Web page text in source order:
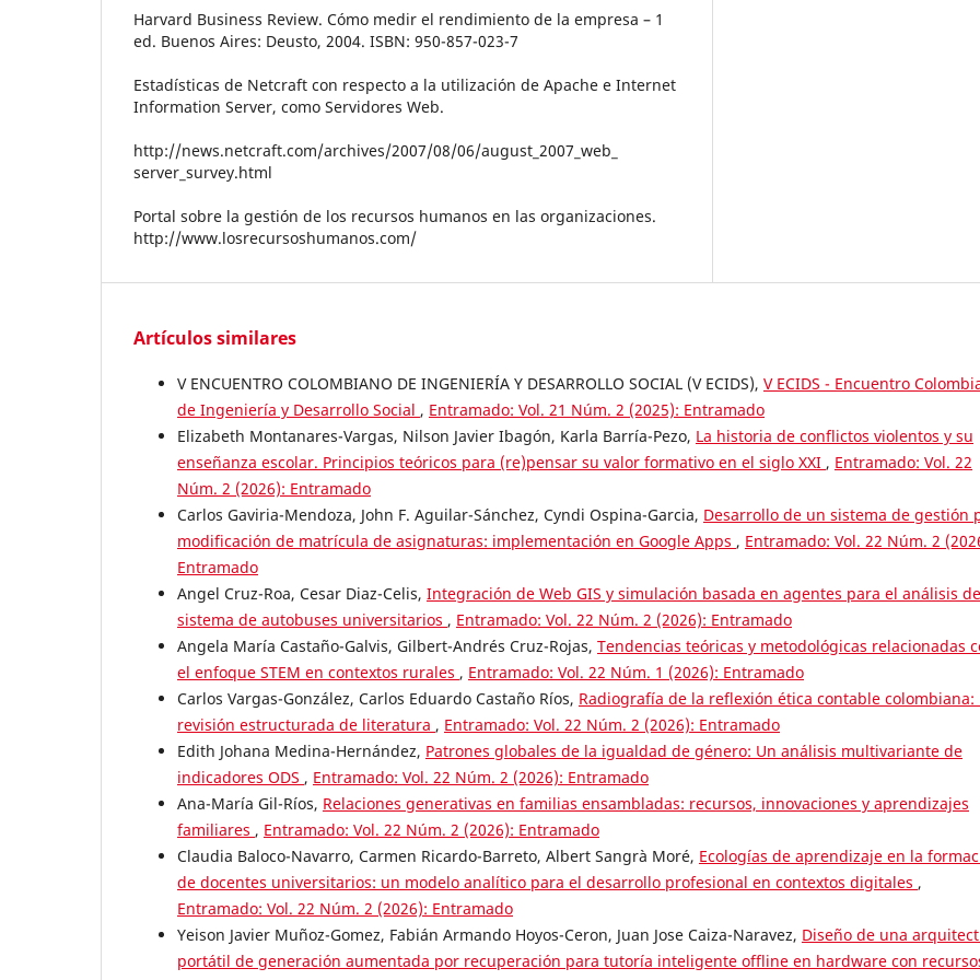
Harvard Business Review. Cómo medir el rendimiento de la empresa – 1
ed. Buenos Aires: Deusto, 2004. ISBN: 950-857-023-7
Estadísticas de Netcraft con respecto a la utilización de Apache e Internet
Information Server, como Servidores Web.
http://news.netcraft.com/archives/2007/08/06/august_2007_web_
server_survey.html
Portal sobre la gestión de los recursos humanos en las organizaciones.
http://www.losrecursoshumanos.com/
Artículos similares
V ENCUENTRO COLOMBIANO DE INGENIERÍA Y DESARROLLO SOCIAL (V ECIDS), V ECIDS - Encuentro
de Ingeniería y Desarrollo Social , Entramado: Vol. 21 Núm. 2 (2025): Entramado
Elizabeth Montanares-Vargas, Nilson Javier Ibagón, Karla Barría-Pezo, La historia de conflictos violentos y su
enseñanza escolar. Principios teóricos para (re)pensar su valor formativo en el siglo XXI , Entramado: Vol. 22
Núm. 2 (2026): Entramado
Carlos Gaviria-Mendoza, John F. Aguilar-Sánchez, Cyndi Ospina-Garcia, Desarrollo de un sistema de gestión
modificación de matrícula de asignaturas: implementación en Google Apps , Entramado: Vol. 22 Núm. 2
Entramado
Angel Cruz-Roa, Cesar Diaz-Celis, Integración de Web GIS y simulación basada en agentes para el análisis
sistema de autobuses universitarios , Entramado: Vol. 22 Núm. 2 (2026): Entramado
Angela María Castaño-Galvis, Gilbert-Andrés Cruz-Rojas, Tendencias teóricas y metodológicas relacionadas
el enfoque STEM en contextos rurales , Entramado: Vol. 22 Núm. 1 (2026): Entramado
Carlos Vargas-González, Carlos Eduardo Castaño Ríos, Radiografía de la reflexión ética contable colombiana:
revisión estructurada de literatura , Entramado: Vol. 22 Núm. 2 (2026): Entramado
Edith Johana Medina-Hernández, Patrones globales de la igualdad de género: Un análisis multivariante de
indicadores ODS , Entramado: Vol. 22 Núm. 2 (2026): Entramado
Ana-María Gil-Ríos, Relaciones generativas en familias ensambladas: recursos, innovaciones y aprendizajes
familiares , Entramado: Vol. 22 Núm. 2 (2026): Entramado
Claudia Baloco-Navarro, Carmen Ricardo-Barreto, Albert Sangrà Moré, Ecologías de aprendizaje en la
de docentes universitarios: un modelo analítico para el desarrollo profesional en contextos digitales ,
Entramado: Vol. 22 Núm. 2 (2026): Entramado
Yeison Javier Muñoz-Gomez, Fabián Armando Hoyos-Ceron, Juan Jose Caiza-Naravez, Diseño de una
portátil de generación aumentada por recuperación para tutoría inteligente offline en hardware con